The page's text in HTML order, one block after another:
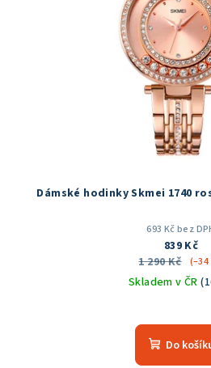
Dámské hodinky Skmei 1740
693 Kč bez
839 Kč
1 290 Kč
(–34
Skladem v ČR
Do